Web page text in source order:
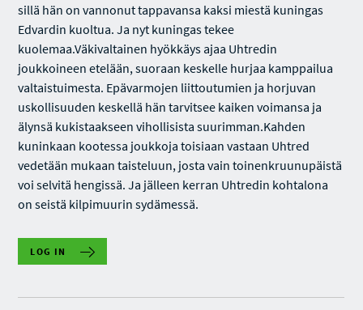
sillä hän on vannonut tappavansa kaksi miestä kuningas
Edvardin kuoltua. Ja nyt kuningas tekee
kuolemaa.Väkivaltainen hyökkäys ajaa Uhtredin
joukkoineen etelään, suoraan keskelle hurjaa kamppailua
valtaistuimesta. Epävarmojen liittoutumien ja horjuvan
uskollisuuden keskellä hän tarvitsee kaiken voimansa ja
älynsä kukistaakseen vihollisista suurimman.Kahden
kuninkaan kootessa joukkoja toisiaan vastaan Uhtred
vedetään mukaan taisteluun, josta vain toinenkruunupäistä
voi selvitä hengissä. Ja jälleen kerran Uhtredin kohtalona
on seistä kilpimuurin sydämessä.
LOG IN